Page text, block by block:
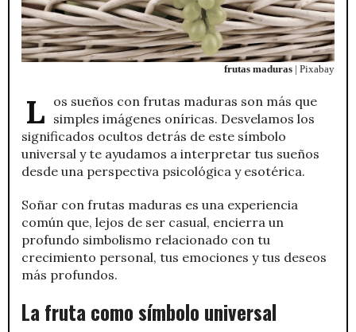
frutas maduras | Pixabay
Los sueños con frutas maduras son más que simples imágenes oníricas. Desvelamos los
significados ocultos detrás de este símbolo
universal y te ayudamos a interpretar tus sueños
desde una perspectiva psicológica y esotérica.
Soñar con frutas maduras es una experiencia
común que, lejos de ser casual, encierra un
profundo simbolismo relacionado con tu
crecimiento personal, tus emociones y tus deseos
más profundos.
La fruta como símbolo universal